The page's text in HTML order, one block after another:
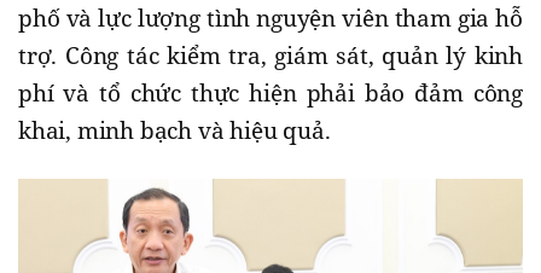
phố và lực lượng tình nguyện viên tham gia hỗ
trợ. Công tác kiểm tra, giám sát, quản lý kinh
phí và tổ chức thực hiện phải bảo đảm công
khai, minh bạch và hiệu quả.